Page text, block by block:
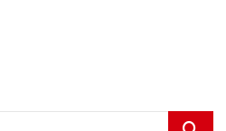
Buscar...